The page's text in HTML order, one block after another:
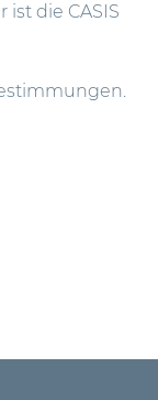
die CASIS